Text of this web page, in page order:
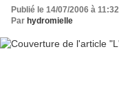
Publié le 14/07/2006 à 11:32
Par hydromielle